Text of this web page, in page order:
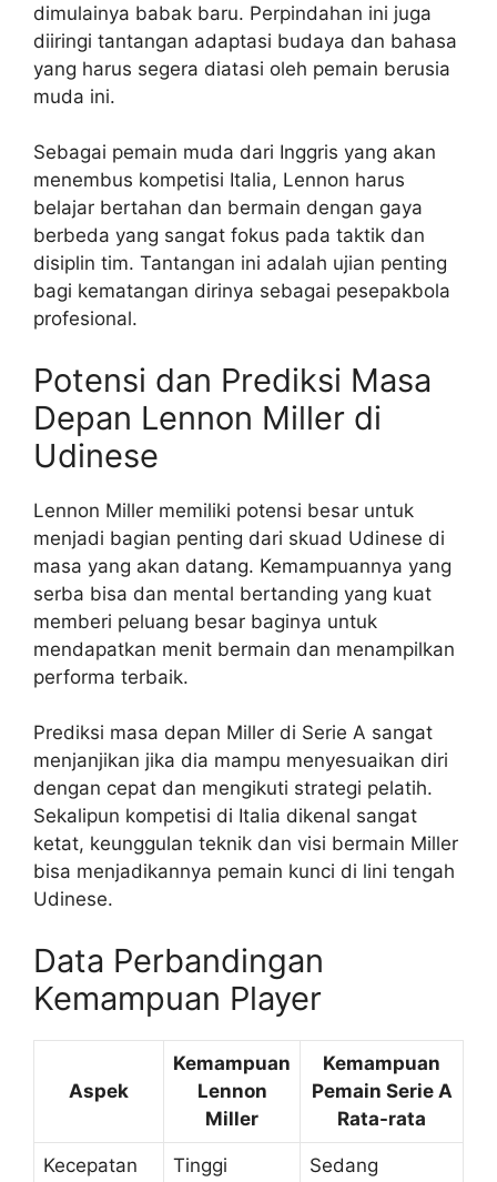
dimulainya babak baru. Perpindahan ini juga
diiringi tantangan adaptasi budaya dan bahasa
yang harus segera diatasi oleh pemain berusia
muda ini.
Sebagai pemain muda dari Inggris yang akan
menembus kompetisi Italia, Lennon harus
belajar bertahan dan bermain dengan gaya
berbeda yang sangat fokus pada taktik dan
disiplin tim. Tantangan ini adalah ujian penting
bagi kematangan dirinya sebagai pesepakbola
profesional.
Potensi dan Prediksi Masa
Depan Lennon Miller di
Udinese
Lennon Miller memiliki potensi besar untuk
menjadi bagian penting dari skuad Udinese di
masa yang akan datang. Kemampuannya yang
serba bisa dan mental bertanding yang kuat
memberi peluang besar baginya untuk
mendapatkan menit bermain dan menampilkan
performa terbaik.
Prediksi masa depan Miller di Serie A sangat
menjanjikan jika dia mampu menyesuaikan diri
dengan cepat dan mengikuti strategi pelatih.
Sekalipun kompetisi di Italia dikenal sangat
ketat, keunggulan teknik dan visi bermain Miller
bisa menjadikannya pemain kunci di lini tengah
Udinese.
Data Perbandingan
Kemampuan Player
Aspek
Kemampuan
Lennon
Miller
Kemampuan
Pemain Serie A
Rata-rata
Kecepatan Tinggi Sedang